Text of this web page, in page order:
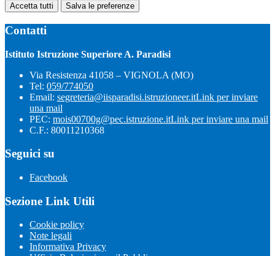
Accetta tutti Salva le preferenze
Contatti
Istituto Istruzione Superiore A. Paradisi
Via Resistenza 41058 – VIGNOLA (MO)
Tel: 059/774050
Email: segreteria@iisparadisi.istruzioneer.itLink per inviare
una mail
PEC: mois00700g@pec.istruzione.itLink per inviare una mail
C.F.: 80011210368
Seguici su
Facebook
Sezione Link Utili
Cookie policy
Note legali
Informativa Privacy